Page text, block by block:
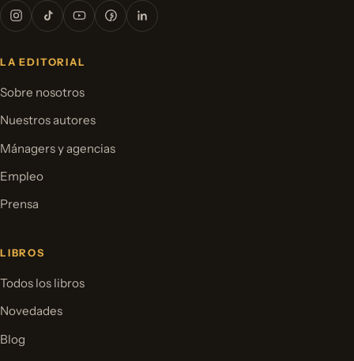
LA EDITORIAL
Sobre nosotros
Nuestros autores
Mánagers y agencias
Empleo
Prensa
LIBROS
Todos los libros
Novedades
Blog